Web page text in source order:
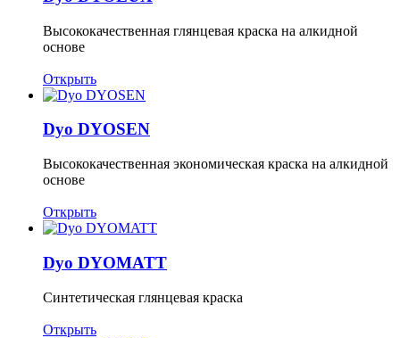
Высококачественная глянцевая краска на алкидной
основе
Открыть
Dyo DYOSEN
Высококачественная экономическая краска на алкидной
основе
Открыть
Dyo DYOMATT
Синтетическая глянцевая краска
Открыть